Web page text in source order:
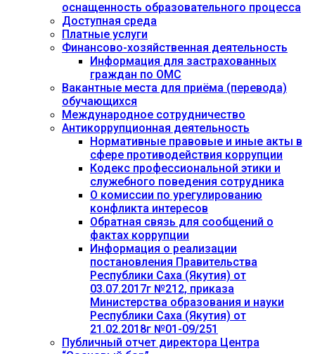
оснащенность образовательного процесса
Доступная среда
Платные услуги
Финансово-хозяйственная деятельность
Информация для застрахованных
граждан по ОМС
Вакантные места для приёма (перевода)
обучающихся
Международное сотрудничество
Антикоррупционная деятельность
Нормативные правовые и иные акты в
сфере противодействия коррупции
Кодекс профессиональной этики и
служебного поведения сотрудника
О комиссии по урегулированию
конфликта интересов
Обратная связь для сообщений о
фактах коррупции
Информация о реализации
постановления Правительства
Республики Саха (Якутия) от
03.07.2017г №212, приказа
Министерства образования и науки
Республики Саха (Якутия) от
21.02.2018г №01-09/251
Публичный отчет директора Центра